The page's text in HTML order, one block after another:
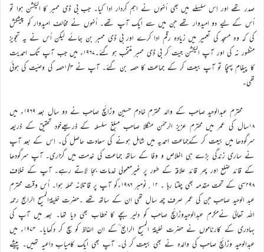
صدر تھے اور اِس سلسلے میں بھی اُنہوں نے اہم کِردار ادا کیا۔ جب بی ڈی ممبر کا الیکشن ہوا تو
اُس کے لیے دو امیدوار تھے جن میں سے ایک آپ تھے۔ اُنہوں نے مخالف امیدوار کو پیشکش
کی کہ وہ مسجد کی تعمیر میں زیادہ رقم ادا کرے اور بی ڈی ممبر بن جائے لیکن اُس نے یہ تجویز
منظور نہ کی اور آپ الیکشن جیت کر بی ڈی ممبر منتخب ہو گئے۔۱۹۶۷ء میں جب آپ تک احمدیت
کا پیغام پہنچا تو آپ بیعت کر کے جماعت کا حصہ بن گئے۔ آپ نے ۱/۳حصہ کی وصیّت کی ہوئی
تھی۔
محترم عبدالوحید صاحب کے والد محترم خادم حسین وڑائچ صاحب نے دو سال بعد ۱۹۶۹ء میں
۱۸سال کی عمر میں محترم عزیز الرحمٰن منگلا صاحب مبلغ سلسلہ کے ذریعےخود تحقیق کے ذریعہ
سرگودھا میں بیعت کر کےجماعت احمدیہ میں شامل ہونے کی سعادت حاصل کی۔ اِس کے بعد آپ
نے ساری زندگی بڑے ہی اخلاص و وفا کے ساتھ جماعت کی خدمت میں گزاری۔ آپ سرگودھا
کے قائد ضلع اور پھر قائد علاقہ کے طور پر غیرمعمولی خدمات بجا لاتے رہے۔ آپ کے خلاف
۲۹۸سی کے تحت مقدمہ بھی چلتا رہا ۔ ۱۲؍نومبر ۱۹۸۶ءکو آپ پر قاتلانہ حملہ ہوا۔ اُس وقت محترم
عبد الوحید صاحب جن کی عمر صرف چھ سال تھی ان کے ساتھ تھے ۔حضرت خلیفۃالمسیح الرابع رحمہ
اللہ تعالیٰ نےمکرم عبدالوحیدوڑائچ صاحب کو دلیر بچے کا خطاب بھی دیا تھا۔ بعد میں آپ کی
بہادری کے کارناموں نے حضرت خلیفۃ المسیح الرابع ؒکے ان الفاظ کو سچ کر دکھایا۔ ۱۹۷۴ء میں
عبدالوحید وڑائچ صاحب کی والدہ نے بھی بیعت کر لی۔ آپ بھی ایک کامیاب داعیہ تھیں۔ پیشے